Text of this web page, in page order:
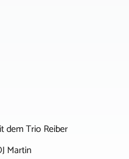
dem Trio Reiber
Martin